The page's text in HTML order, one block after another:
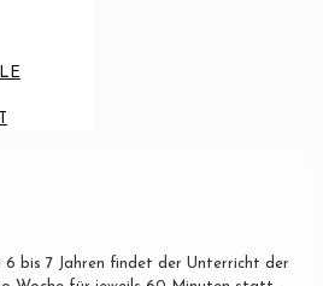
6 bis 7 Jahren findet der Unterricht der